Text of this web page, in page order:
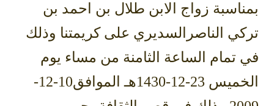
بمناسبة زواج الابن طلال بن احمد بن
تركي الناصرالسديري على كريمتنا وذلك
في تمام الساعة الثامنة من مساء يوم
الخميس 23-12-1430هـ الموافق10-12-